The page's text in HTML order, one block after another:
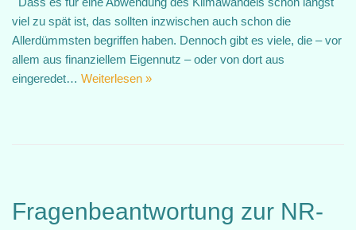
viel zu spät ist, das sollten inzwischen auch schon die
Allerdümmsten begriffen haben. Dennoch gibt es viele, die – vor
allem aus finanziellem Eigennutz – oder von dort aus
eingeredet… Weiterlesen »
Fragenbeantwortung zur NR-